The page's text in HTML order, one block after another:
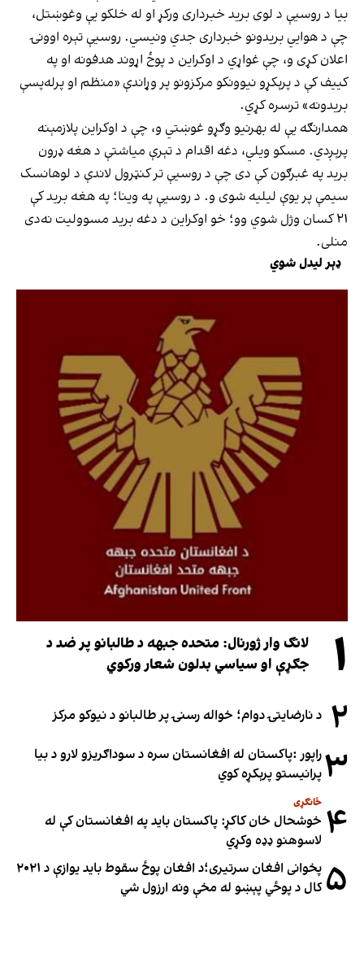
بیا د روسیې د لوی برید خبرداری ورکړ او له خلکو یې وغوښتل،
چې د هوایي بریدونو خبرداری جدي ونیسي. روسیې تېره اوونۍ
اعلان کړی و، چې غواړي د اوکراین د پوځ اړوند هدفونه او په
کییف کې د پرېکړو نیوونکو مرکزونو پر وړاندې «منظم او پرله‌پسې
بریدونه» ترسره کړي.
همدارنګه یې له بهرنیو وګړو غوښتي و، چې د اوکراین پلازمېنه
پرېږدي. مسکو ویلي، دغه اقدام د تېرې میاشتې د هغه ډرون
برید په غبرګون کې دی چې د روسیې تر کنټرول لاندې د لوهانسک
سیمې پر یوې لیلیه شوی و. د روسیې په وینا؛ په هغه برید کې
۲۱ کسان وژل شوي وو؛ خو اوکراین د دغه برید مسوولیت نه‌دی
منلی.
ډېر لیدل شوي
۱
لانګ وار ژورنال: متحده جبهه د طالبانو پر ضد د
جګړې او سیاسي بدلون شعار ورکوي
۲ د نارضایتۍ دوام؛ خواله رسنۍ پر طالبانو د نیوکو مرکز
۳راپور :پاکستان له افغانستان سره د سوداګریزو لارو د بیا
پرانیستو پرېکړه کوي
۴ ځانګړی
خوشحال خان کاکړ: پاکستان بايد په افغانستان کې له
لاسوهنو ډډه وکړي
۵
پخوانی افغان سرتیری؛د افغان پوځ سقوط باید یوازې د ۲۰۲۱
کال د پوځي پېښو له مخې ونه ارزول شي